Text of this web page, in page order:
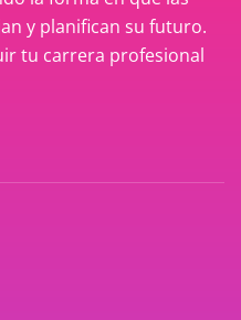
y planifican su futuro.
tu carrera profesional